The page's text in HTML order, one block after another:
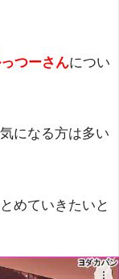
つーさんについ
になる方は多い
めていきたいと